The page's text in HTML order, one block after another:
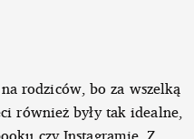
rodziców, bo za wszelką
również były tak idealne,